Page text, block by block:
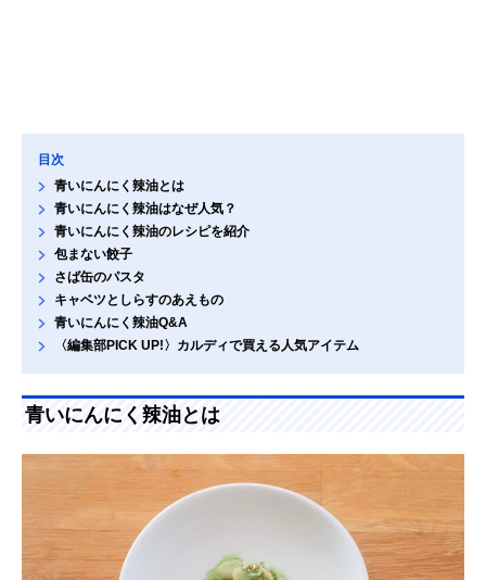
目次
青いにんにく辣油とは
青いにんにく辣油はなぜ人気？
青いにんにく辣油のレシピを紹介
包まない餃子
さば缶のパスタ
キャベツとしらすのあえもの
青いにんにく辣油Q&A
〈編集部PICK UP!〉カルディで買える人気アイテム
青いにんにく辣油とは